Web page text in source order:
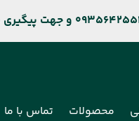
محصولات تماس با ما